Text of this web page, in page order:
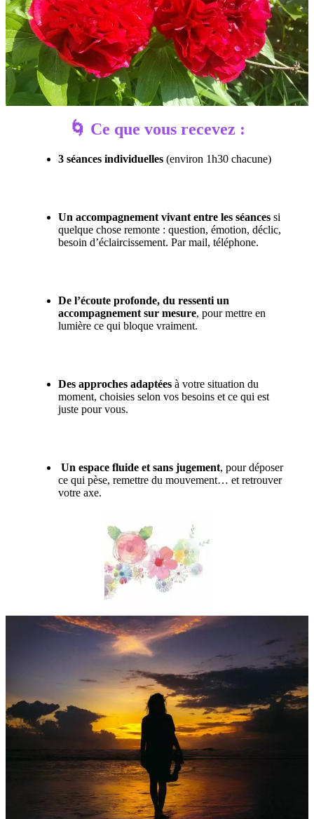
🌀 Ce que vous recevez :
3 séances individuelles (environ 1h30 chacune)
Un accompagnement vivant entre les séancessi
quelque chose remonte : question, émotion, déclic,
besoin d’éclaircissement. Par mail, téléphone.
De l’écoute profonde, du ressenti un
accompagnement sur mesure, pour mettre en
lumière ce qui bloque vraiment.
Des approches adaptéesà votre situation du
moment, choisies selon vos besoins et ce qui est
juste pour vous.
Un espace fluide et sans jugement, pour déposer
ce qui pèse, remettre du mouvement… et retrouver
votre axe.